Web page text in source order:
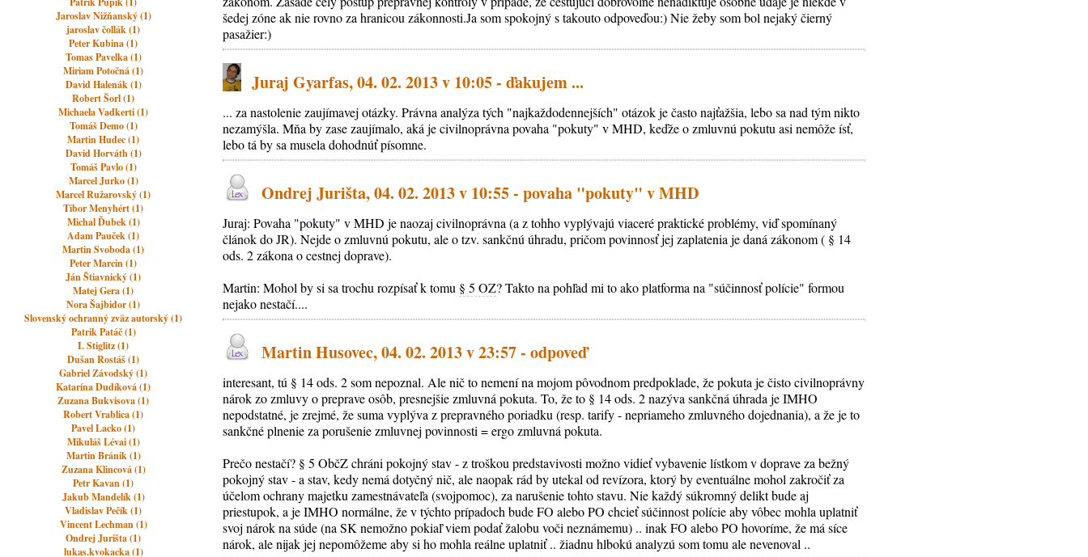
Jaroslav Nižňanský (1)
jaroslav čollák (1)
Peter Kubina (1)
Tomas Pavelka (1)
Miriam Potočná (1)
David Halenák (1)
Robert Šorl (1)
Michaela Vadkerti (1)
Tomáš Demo (1)
Martin Hudec (1)
David Horváth (1)
Tomáš Pavlo (1)
Marcel Jurko (1)
Marcel Ružarovský (1)
Tibor Menyhért (1)
Michal Ďubek (1)
Adam Pauček (1)
Martin Svoboda (1)
Peter Marcin (1)
Ján Štiavnický (1)
Matej Gera (1)
Nora Šajbidor (1)
Slovenský ochranný zväz autorský (1)
Patrik Patáč (1)
I. Stiglitz (1)
Dušan Rostáš (1)
Gabriel Závodský (1)
Katarína Dudíková (1)
Zuzana Bukvisova (1)
Robert Vrablica (1)
Pavel Lacko (1)
Mikuláš Lévai (1)
Martin Bránik (1)
Zuzana Klincová (1)
Petr Kavan (1)
Jakub Mandelík (1)
Vladislav Pečík (1)
Vincent Lechman (1)
Ondrej Jurišta (1)
lukas.kvokacka (1)
šedej zóne ak nie rovno za hranicou zákonnosti.Ja som spokojný s takouto odpoveďou:) Nie žeby som bol nejaký čierný
pasažier:)
Juraj Gyarfas, 04. 02. 2013 v 10:05 - ďakujem ...
... za nastolenie zaujímavej otázky. Právna analýza tých "najkaždodennejších" otázok je často najťažšia, lebo sa nad tým nikto
nezamýšla. Mňa by zase zaujímalo, aká je civilnoprávna povaha "pokuty" v MHD, keďže o zmluvnú pokutu asi nemôže ísť,
lebo tá by sa musela dohodnúť písomne.
Ondrej Jurišta, 04. 02. 2013 v 10:55 - povaha "pokuty" v MHD
Juraj: Povaha "pokuty" v MHD je naozaj civilnoprávna (a z tohho vyplývajú viaceré praktické problémy, viď spomínaný
článok do JR). Nejde o zmluvnú pokutu, ale o tzv. sankčnú úhradu, pričom povinnosť jej zaplatenia je daná zákonom ( § 14
ods. 2 zákona o cestnej doprave).
Martin: Mohol by si sa trochu rozpísať k tomu § 5 OZ? Takto na pohľad mi to ako platforma na "súčinnosť polície" formou
nejako nestačí....
Martin Husovec, 04. 02. 2013 v 23:57 - odpoveď
interesant, tú § 14 ods. 2 som nepoznal. Ale nič to nemení na mojom pôvodnom predpoklade, že pokuta je čisto civilnoprávny
nárok zo zmluvy o preprave osôb, presnejšie zmluvná pokuta. To, že to § 14 ods. 2 nazýva sankčná úhrada je IMHO
nepodstatné, je zrejmé, že suma vyplýva z prepravného poriadku (resp. tarify - nepriameho zmluvného dojednania), a že je to
sankčné plnenie za porušenie zmluvnej povinnosti = ergo zmluvná pokuta.
Prečo nestačí? § 5 ObčZ chráni pokojný stav - z troškou predstavivosti možno vidieť vybavenie lístkom v doprave za bežný
pokojný stav - a stav, kedy nemá dotyčný nič, ale naopak rád by utekal od revízora, ktorý by eventuálne mohol zakročiť za
účelom ochrany majetku zamestnávateľa (svojpomoc), za narušenie tohto stavu. Nie každý súkromný delikt bude aj
priestupok, a je IMHO normálne, že v týchto prípadoch bude FO alebo PO chcieť súčinnost polície aby vôbec mohla uplatniť
svoj nárok na súde (na SK nemožno pokiaľ viem podať žalobu voči neznámemu) .. inak FO alebo PO hovoríme, že má síce
nárok, ale nijak jej nepomôžeme aby si ho mohla reálne uplatniť .. žiadnu hlbokú analyzú som tomu ale nevenoval ..